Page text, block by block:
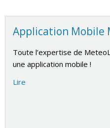
Application Mobile
Toute l’expertise de
une application mobile !
Lire